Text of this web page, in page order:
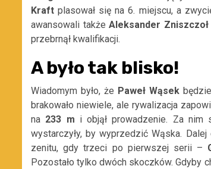
Kraft plasował się na 6. miejscu, a
awansowali takżeAleksander Zniszczoł
przebrnął kwalifikacji.
A było tak blisko!
Wiadomym było, że Paweł Wąsek
brakowało niewiele, ale rywalizacja
na 233 m i objął prowadzenie. Za
wystarczyły, by wyprzedzić Wąska.
zenitu, gdy trzeci po pierwszej serii –
Pozostało tylko dwóch skoczków. Gdyby